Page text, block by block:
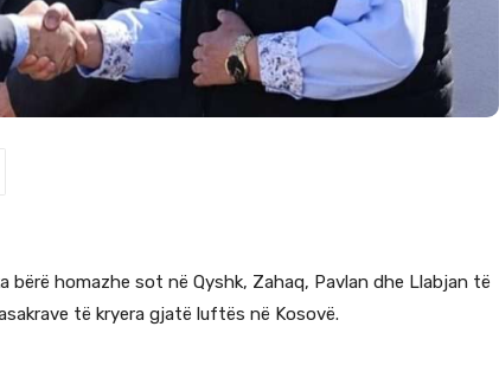
bërë homazhe sot në Qyshk, Zahaq, Pavlan dhe Llabjan të
të kryera gjatë luftës në Kosovë.